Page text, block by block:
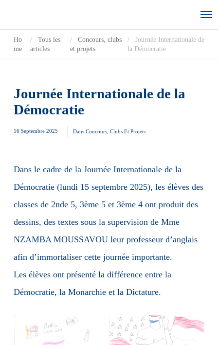
Ho
me
Tous les
articles
Concours, clubs
et projets
Journée Internationale de
la Démocratie
Journée Internationale de la
Démocratie
16 Septembre 2025 Dans Concours, Clubs Et Projets
Dans le cadre de la Journée Internationale de la
Démocratie (lundi 15 septembre 2025), les élèves des
classes de 2nde 5, 3ème 5 et 3ème 4 ont produit des
dessins, des textes sous la supervision de Mme
NZAMBA MOUSSAVOU leur professeur d’anglais
afin d’immortaliser cette journée importante.
Les élèves ont présenté la différence entre la
Démocratie, la Monarchie et la Dictature.